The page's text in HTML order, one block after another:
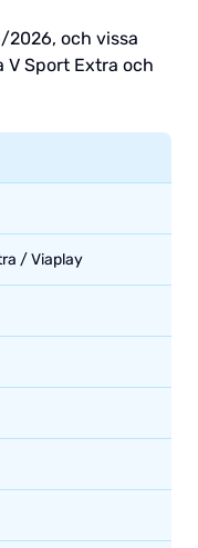
2026, och vissa
V Sport Extra och
/ Viaplay